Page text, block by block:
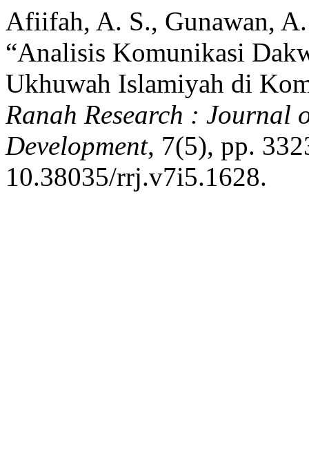
Afiifah, A. S., Gunawan,
“Analisis Komunikasi
Ukhuwah Islamiyah di
Ranah Research : Journal
Development, 7(5), pp.
10.38035/rrj.v7i5.1628.